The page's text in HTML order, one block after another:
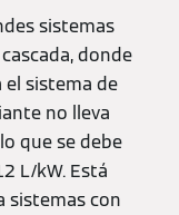
sistemas
donde
sistema de
no lleva
que se debe
L/kW. Está
sistemas con